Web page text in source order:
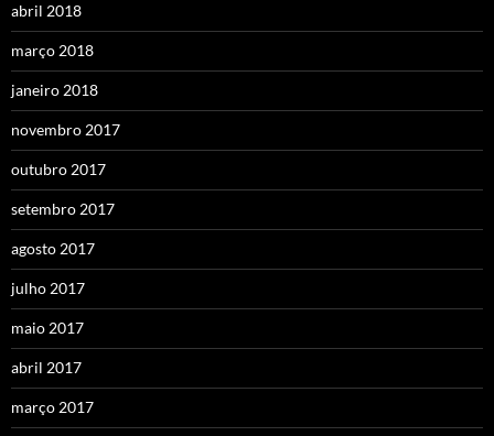
abril 2018
março 2018
janeiro 2018
novembro 2017
outubro 2017
setembro 2017
agosto 2017
julho 2017
maio 2017
abril 2017
março 2017